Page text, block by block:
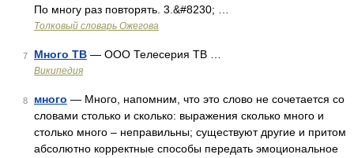
По многу раз повторять. 3.&#8230; …
Толковый словарь Ожегова
7 Много ТВ — ООО Телесерия ТВ …
Википедия
8 много — Много, напомним, что это слово не сочетается со
словами столько и сколько: выражения сколько много и
столько много – неправильны; существуют другие и притом
абсолютно корректные способы передать эмоциональное